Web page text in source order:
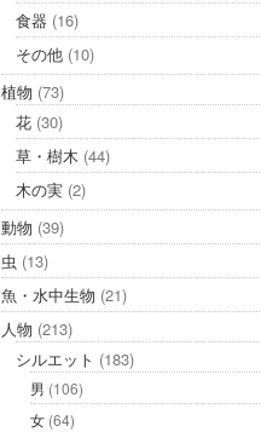
食器 (16)
その他 (10)
植物 (73)
花 (30)
草・樹木 (44)
木の実 (2)
動物 (39)
虫 (13)
魚・水中生物 (21)
人物 (213)
シルエット (183)
男 (106)
女 (64)